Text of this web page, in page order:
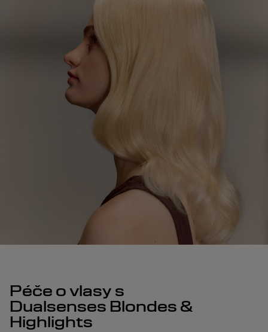
Péče o vlasy s
Dualsenses Blondes &
Highlights